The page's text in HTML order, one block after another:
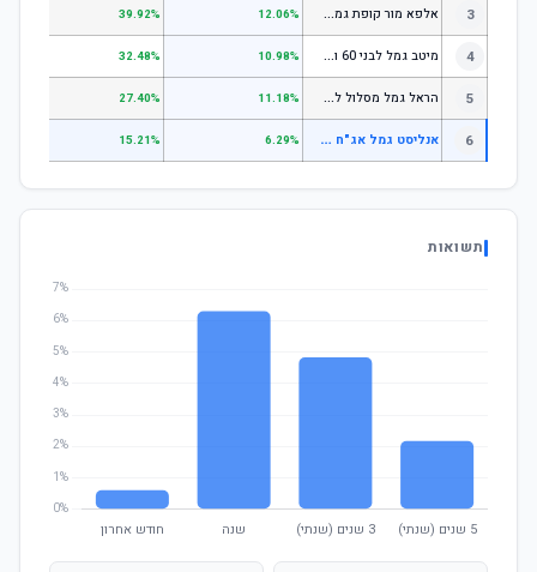
3 א
לפא מור קופת גמל לחיסכון, קופת גמל לתגמולים וקופת גמל אישית לפיצויים - לבני 50 עד 60 12.06%
39.92%
4 מ
יטב גמל לבני 60 ומעלה 10.98%
32.48%
5 ה
ראל גמל מסלול לגילאי 60 ומעלה 11.18%
27.40%
6 א
נליסט גמל אג"ח ממשלות 6.29%
15.21%
תשואות